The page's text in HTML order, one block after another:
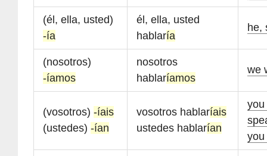
(él, ella, usted)
-ía
él, ella, usted
hablaría
he,
(nosotros)
-íamos
nosotros
hablaríamos
we
(vosotros) -íais
(ustedes) -ían
vosotros hablaríais
ustedes hablarían
you
you